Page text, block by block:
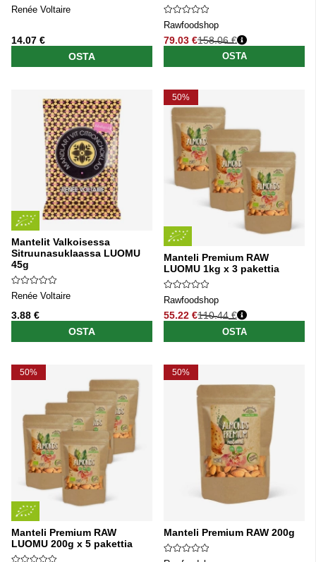
Renée Voltaire
14.07 €
OSTA
Rawfoodshop
79.03 €
Normaali hinta
158.06 €
OSTA
Mantelit Valkoisessa
Sitruunasuklaassa LUOMU
45g
Renée Voltaire
3.88 €
OSTA
50%
Manteli Premium RAW
LUOMU 1kg x 3 pakettia
Rawfoodshop
55.22 €
Normaali hinta
110.44 €
OSTA
50%
Manteli Premium RAW
LUOMU 200g x 5 pakettia
50%
Manteli Premium RAW 200g